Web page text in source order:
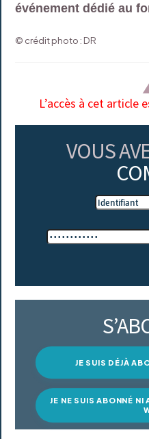
événement dédié au
© crédit photo : DR
L’accès à cet article
VOUS
JE SUIS DÉJÀ
JE NE SUIS ABONNÉ